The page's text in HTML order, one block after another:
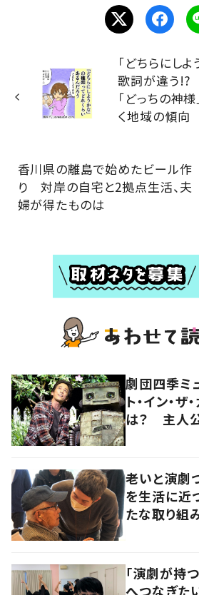
「どちらにし
歌詞が違う
「どっちの神
く地域の傾向
香川県の離島で始めたビール作
り 対岸の自宅と2拠点生活、夫
婦が得たものは
劇団四季ミ
ト・イン・ザ
は？ 主人
老いと演劇
を生活に近
たな取り組
「演劇が持
へつなぎた